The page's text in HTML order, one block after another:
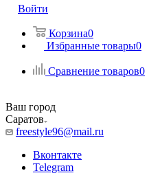
Войти
Корзина0
Избранные товары0
Сравнение товаров0
Ваш город
Саратов
freestyle96@mail.ru
Вконтакте
Telegram